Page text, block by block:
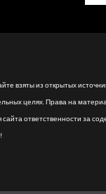
взяты из открытых
целях. Права на
ответственности за